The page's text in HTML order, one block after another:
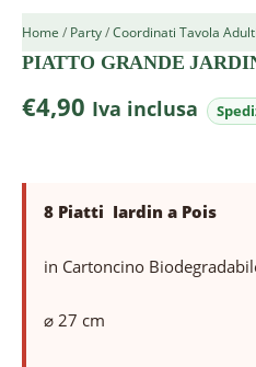
Home / Party/Coordinati Tavola Adulti
PIATTO GRANDE
€4,90 Iva inclusa
8 Piatti Iardin a Pois
in Cartoncino
⌀ 27 cm